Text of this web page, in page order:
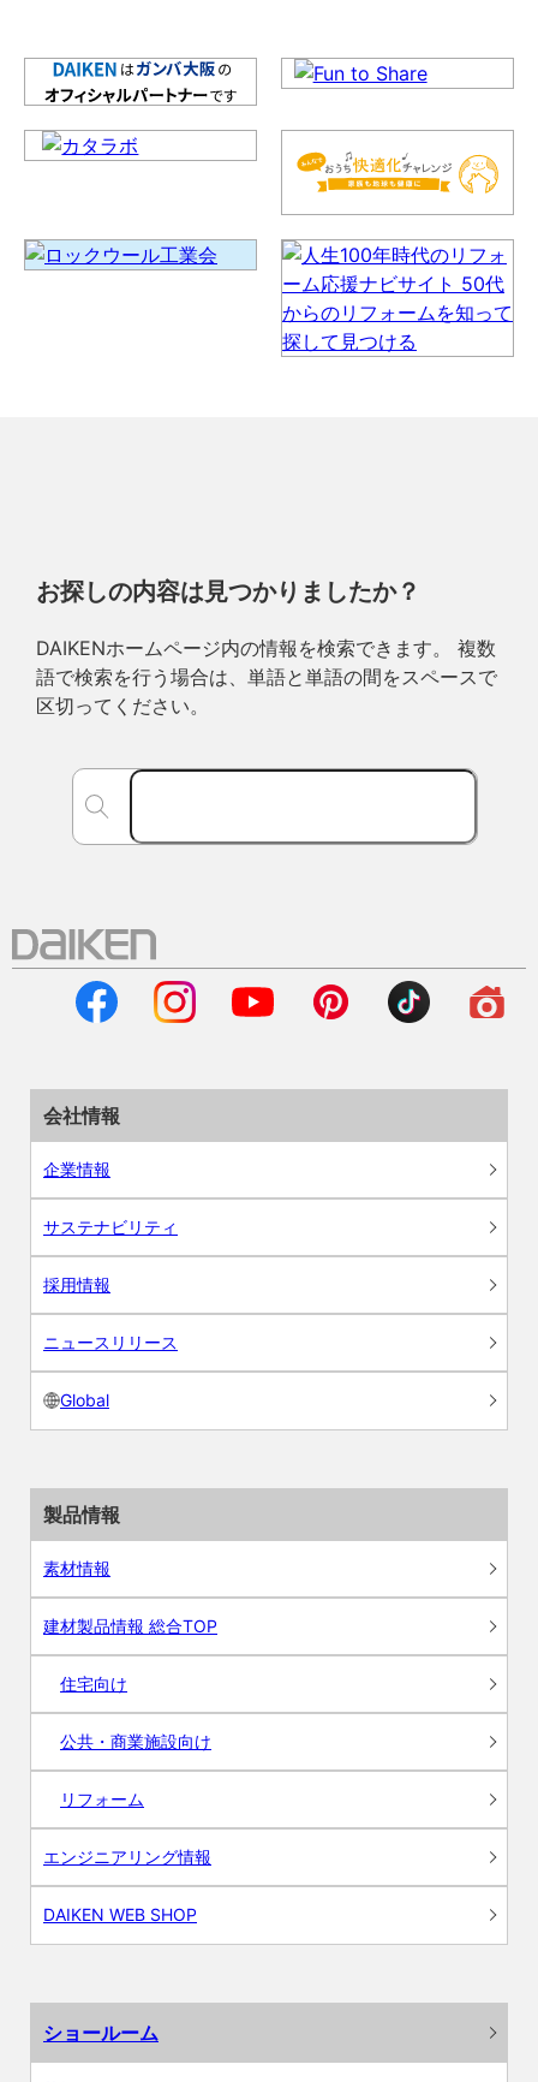
お探しの内容は見つかりましたか？
DAIKENホームページ内の情報を検索できます。 複数
語で検索を行う場合は、単語と単語の間をスペースで
区切ってください。
会社情報
企業情報
サステナビリティ
採用情報
ニュースリリース
Global
製品情報
素材情報
建材製品情報 総合TOP
住宅向け
公共・商業施設向け
リフォーム
エンジニアリング情報
DAIKEN WEB SHOP
ショールーム